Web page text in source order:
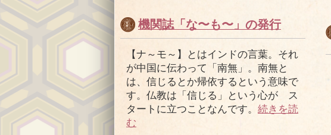
機関誌「な〜も〜」の発行
【ナ～モ～】とはインドの言葉。それ
が中国に伝わって「南無」。南無と
は、信じるとか帰依するという意味で
す。仏教は「信じる」という心が ス
タートに立つことなんです。 続きを読
む